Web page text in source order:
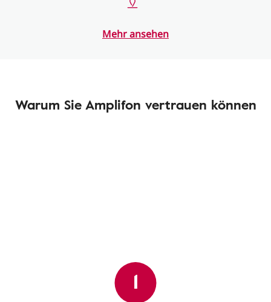
Mehr ansehen
Warum Sie Amplifon vertrauen können
1